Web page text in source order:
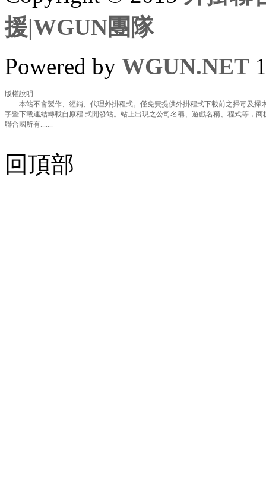
援|WGUN團隊
Powered by WGUN.NET
版權說明:
本站不會製作、經銷、代理外掛程式。僅免費提供外掛程式下載前之掃毒及掃
字暨下載連結轉載自原程 式開發站。站上出現之公司名稱、遊戲名稱、程式等，
聯合國所有.......
回頂部